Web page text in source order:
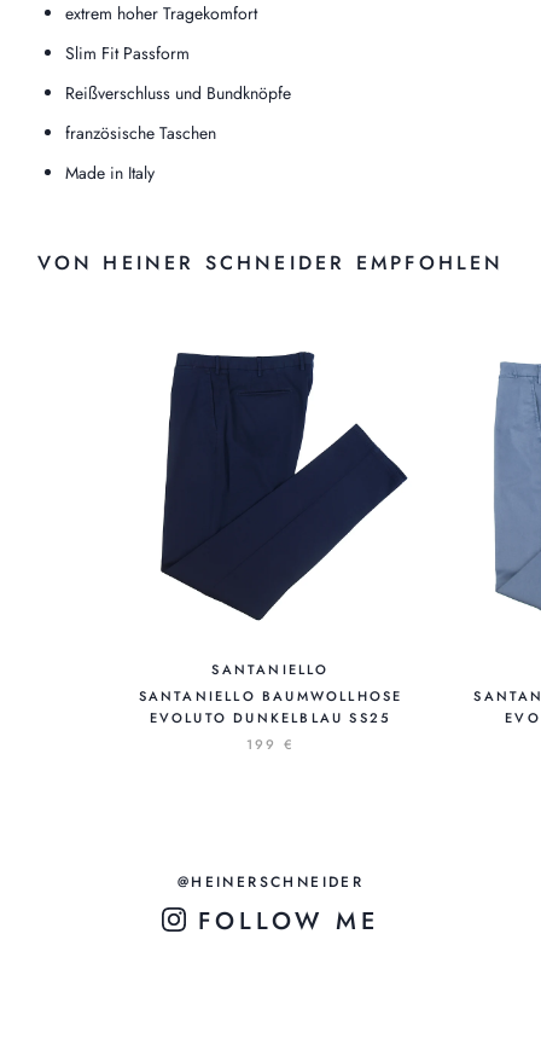
extrem hoher Tragekomfort
Slim Fit Passform
Reißverschluss und Bundknöpfe
französische Taschen
Made in Italy
VON HEINER SCHNEIDER EMPFOHLEN
SANTANIELLO
SANTANIELLO BAUMWOLLHOSE
EVOLUTO DUNKELBLAU SS25
199 €
@HEINERSCHNEIDER
FOLLOW ME